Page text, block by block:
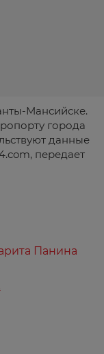
Мансийске.
города
данные
передает
Панина